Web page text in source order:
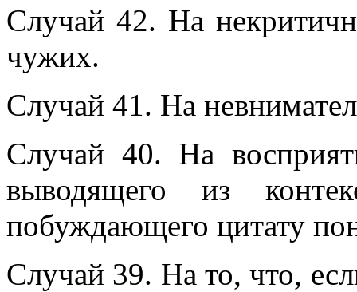
Случай 42. На
чужих.
Случай 41. На
Случай 40. На
выводящего из
побуждающего цитату
Случай 39. На то, что,